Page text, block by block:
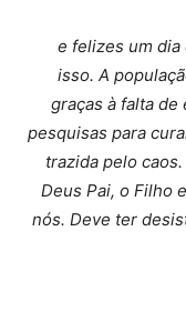
e felizes um dia
isso. A
graças à falta
pesquisas para
trazida pelo
Deus Pai, o Filho
nós. Deve ter